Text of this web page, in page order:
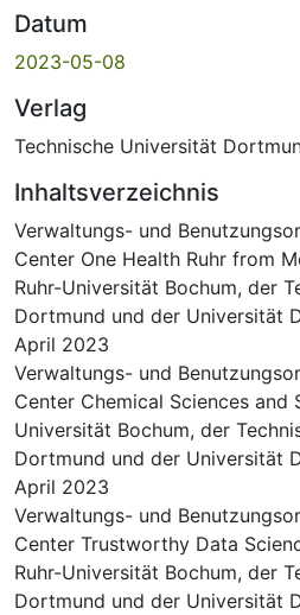
Datum
2023-05-08
Verlag
Technische Universität
Inhaltsverzeichnis
Verwaltungs- und
Center One Health Ruhr from
Ruhr-Universität Bochum, der
Dortmund und der Universität
April 2023
Verwaltungs- und
Center Chemical Sciences and
Universität Bochum, der
Dortmund und der Universität
April 2023
Verwaltungs- und
Center Trustworthy Data
Ruhr-Universität Bochum, der
Dortmund und der Universität